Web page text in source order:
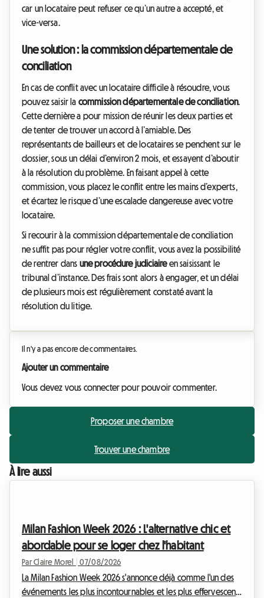
car un locataire peut refuser ce qu’un autre a accepté, et
vice-versa.
Une solution : la commission départementale de
conciliation
En cas de conflit avec un locataire difficile à résoudre, vous
pouvez saisir la commission départementale de conciliation.
Cette dernière a pour mission de réunir les deux parties et
de tenter de trouver un accord à l’amiable. Des
représentants de bailleurs et de locataires se penchent sur le
dossier, sous un délai d’environ 2 mois, et essayent d’aboutir
à la résolution du problème. En faisant appel à cette
commission, vous placez le conflit entre les mains d’experts,
et écartez le risque d’une escalade dangereuse avec votre
locataire.
Si recourir à la commission départementale de conciliation
ne suffit pas pour régler votre conflit, vous avez la possibilité
de rentrer dans une procédure judiciaireen saisissant le
tribunal d’instance. Des frais sont alors à engager, et un délai
de plusieurs mois est régulièrement constaté avant la
résolution du litige.
Il n'y a pas encore de commentaires.
Ajouter un commentaire
Vous devez vous connecter pour pouvoir commenter.
Proposer une chambre
Trouver une chambre
À lire aussi
Milan Fashion Week 2026 : L'alternative chic et
abordable pour se loger chez l'habitant
Par Claire Morel 07/08/2026
La Milan Fashion Week 2026 s'annonce déjà comme l'un des
événements les plus incontournables et les plus effervescents